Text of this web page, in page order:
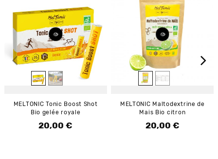
MELTONIC Tonic Boost Shot
Bio gelée royale
Prix
20,00 €
MELTONIC Maltodextrine de
Mais Bio citron
Prix
20,00 €